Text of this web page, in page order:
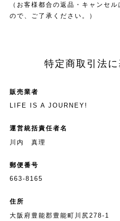
（お客様都合の返品・キャンセ
ので、ご了承ください。）
特定商取引法
販売業者
LIFE IS A JOURNEY!
運営統括責任者名
川内 真理
郵便番号
663-8165
住所
大阪府豊能郡豊能町川尻278-1